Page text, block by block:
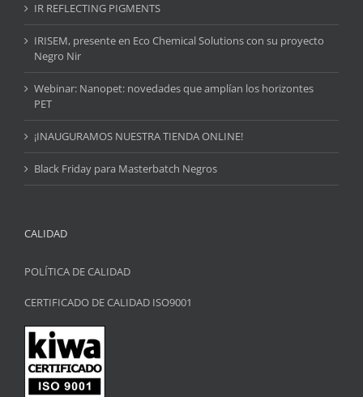
IR REFLECTING PIGMENTS
IRISEM, presente en Eco Chemical Solutions con su proyecto
Negro Nir
Webinar: Nanopet: novedades que amplían los horizontes
PET
¡INAUGURAMOS NUESTRA TIENDA ONLINE!
Black Friday para Masterbatch Negros
CALIDAD
POLÍTICA DE CALIDAD
CERTIFICADO DE CALIDAD ISO9001